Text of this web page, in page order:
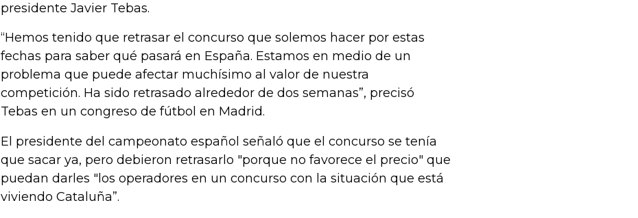
presidente Javier Tebas.
“Hemos tenido que retrasar el concurso que solemos hacer por estas
fechas para saber qué pasará en España. Estamos en medio de un
problema que puede afectar muchísimo al valor de nuestra
competición. Ha sido retrasado alrededor de dos semanas”, precisó
Tebas en un congreso de fútbol en Madrid.
El presidente del campeonato español señaló que el concurso se tenía
que sacar ya, pero debieron retrasarlo "porque no favorece el precio" que
puedan darles "los operadores en un concurso con la situación que está
viviendo Cataluña”.